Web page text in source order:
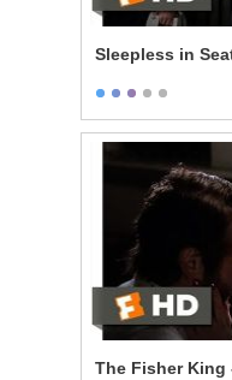
Sleepless in
The Fisher King